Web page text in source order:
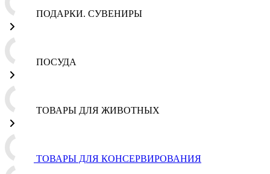
ПОДАРКИ. СУВЕНИРЫ
ПОСУДА
ТОВАРЫ ДЛЯ ЖИВОТНЫХ
ТОВАРЫ ДЛЯ КОНСЕРВИРОВАНИЯ